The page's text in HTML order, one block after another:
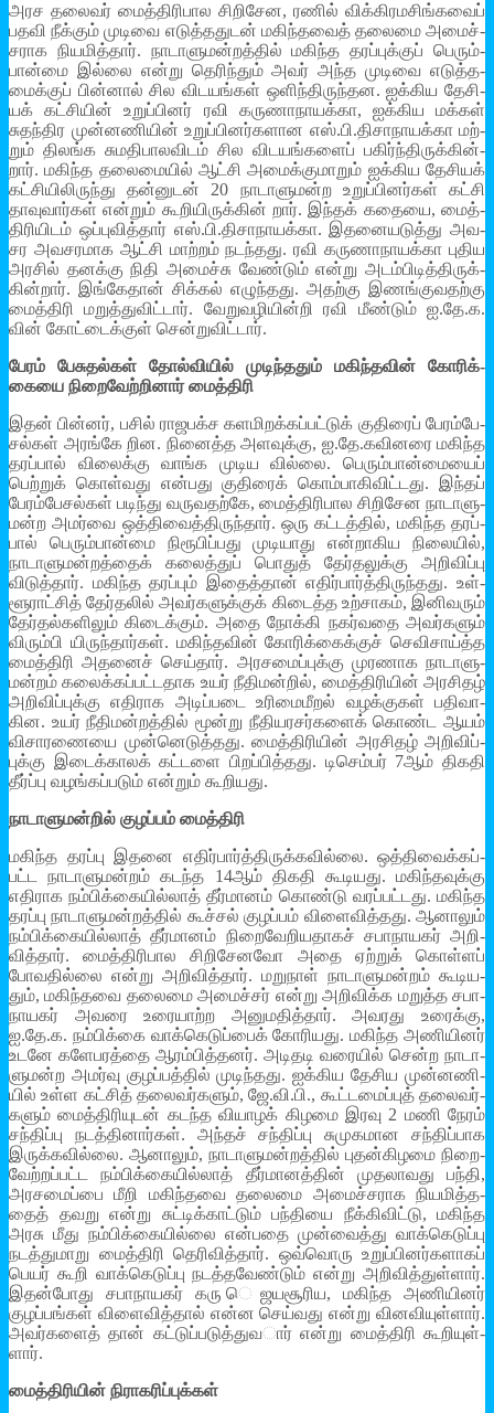
அரச தலை­வர் மைத்­தி­ரி­பால சிறி­சேன, ரணில் விக்­கி­ர­ம­சிங்­க­வைப்
பதவி நீக்­கும் முடிவை எடுத்­த­து­டன் மகிந்­த­வைத் தலைமை அமைச்­
ச­ராக நிய­மித்­தார். நாடா­ளு­மன்­றத்­தில் மகிந்த தரப்­புக்­குப் பெரும்­
பான்மை இல்லை என்று தெரிந்­தும் அவர் அந்த முடிவை எடுத்­த­
மைக்­குப் பின்­னால் சில விட­யங்­கள் ஒளிந்­தி­ருந்­தன. ஐக்­கிய தேசி­
யக் கட்­சி­யின் உறுப்­பி­னர் ரவி கரு­ணா­நா­யக்கா, ஐக்­கிய மக்­கள்
சுதந்­திர முன்­ன­ணி­யின் உறுப்­பி­னர்­க­ளான எஸ்.பி.திசா­நா­யக்கா மற்­
றும் திலங்க சும­தி­பா­ல­வி­டம் சில விட­யங்­க­ளைப் பகிர்ந்­தி­ருக்­கின்­
றார். மகிந்த தலை­மை­யில் ஆட்சி அமைக்­கு­மா­றும் ஐக்­கிய தேசி­யக்
கட்­சி­யி­லி­ருந்து தன்­னு­டன் 20 நாடா­ளு­மன்ற உறுப்­பி­னர்­கள் கட்சி
தாவு­வார்­கள் என்­றும் கூறி­யி­ருக்­கின் றார். இந்­தக் கதையை, மைத்­
தி­ரி­யி­டம் ஒப்­பு­வித்­தார் எஸ்.பி.திசா­நா­யக்கா. இத­னை­ய­டுத்து அவ­
சர அவ­ச­ர­மாக ஆட்சி மாற்­றம் நடந்­தது. ரவி கரு­ணா­நா­யக்கா புதிய
அர­சில் தனக்கு நிதி அமைச்சு வேண்­டும் என்று அடம்­பி­டித்­தி­ருக்­
கின்­றார். இங்­கே­தான் சிக்­கல் எழுந்­தது. அதற்கு இணங்குவதற்கு
மைத்­திரி மறுத்­து­விட்­டார். வேறு­வ­ழி­யின்றி ரவி மீண்­டும் ஐ.தே.க.
வின் கோட்­டைக்­குள் சென்­று­விட்­டார்.
பேரம் பேசு­தல்­கள் தோல்­வி­யில் முடிந்ததும் மகிந்­த­வின் கோரிக்­
கையை நிறை­வேற்­றி­னார் மைத்­திரி
இதன் பின்­னர், பசில் ராஜ­பக்ச கள­மி­றக்­கப்­பட்­டுக் குதி­ரைப் பேரம்­பே­
சல்­கள் அரங்­கே ­றின. நினைத்­த அ­ள­வுக்கு, ஐ.தே.கவி­னரை மகிந்த
தரப்­பால் விலைக்கு வாங்க முடி­ய­ வில்லை. பெரும்­பான்­மை­யைப்
பெற்­றுக் கொள்­வது என்­பது குதி­ரைக் கொம்­பா­கி­விட்­டது. இந்­தப்
பேரம்­பே­சல்­கள் படிந்து வரு­வ­தற்கே, மைத்­தி­ரி­பால சிறி­சேன நாடா­ளு­
மன்ற அமர்வை ஒத்­தி­வைத்­தி­ருந்­தார். ஒரு கட்­டத்­தில், மகிந்த தரப்­
பால் பெரும்­பான்மை நிரூ­பிப்­பது முடி­யாது என்­றா­கிய நிலை­யில்,
நாடா­ளு­மன்­றத்­தைக் கலைத்­துப் பொதுத் தேர்­த­லுக்கு அறி­விப்பு
விடுத்­தார். மகிந்த தரப்­பும் இதைத்­தான் எதிர்­பார்த்­தி­ருந்­தது. உள்­
ளூ­ராட்­சித் தேர்­த­லில் அவர்­க­ளுக்­குக் கிடைத்த உற்­சா­கம், இனி­வ­ரும்
தேர்­தல்­க­ளி­லும் கிடைக்­கும். அதை நோக்கி நகர்­வதை அவர்­க­ளும்
விரும்­பி­ யி­ருந்­தார்­கள். மகிந்­த­வின் கோரிக்­கைக்­குச் செவி­சாய்த்த
மைத்­திரி அத­னைச் செய்­தார். அர­ச­மைப்­புக்கு முர­ணாக நாடா­ளு­
மன்­றம் கலைக்­கப்­பட்­ட­தாக உயர் நீதி­மன்­றில், மைத்­தி­ரி­யின் அர­சி­தழ்
அறி­விப்­புக்கு எதி­ராக அடிப்­படை உரி­மை­மீ­றல் வழக்­கு­கள் பதி­வா­
கின. உயர் நீதி­மன்­றத்­தில் மூன்று நீதி­ய­ர­சர்­க­ளைக் கொண்ட ஆயம்
விசா­ர­ணையை முன்­னெ­டுத்­தது. மைத்­தி­ரி­யின் அர­சி­தழ் அறி­விப்­
புக்கு இடைக்­கா­லக் கட்­டளை பிறப்­பித்­தது. டிசெம்­பர் 7ஆம் திகதி
தீர்ப்பு வழங்­கப்­ப­டும் என்­றும் கூறி­யது.
நாடாளு­மன்­றில் குழப்­பம் மைத்­திரி
மகிந்த தரப்பு இதனை எதிர்­பார்த்­தி­ருக்­க­வில்லை. ஒத்­தி­வைக்­கப்­
பட்ட நாடா­ளு­மன்­றம் கடந்த 14ஆம் திகதி கூடி­யது. மகிந்­த­வுக்கு
எதி­ராக நம்­பிக்­கை­யில்­லாத் தீர்­மா­னம் கொண்டு வரப்­பட்­டது. மகிந்த
தரப்பு நாடா­ளு­மன்­றத்­தில் கூச்­சல் குழப்­பம் விளை­வித்­தது. ஆனா­லும்
நம்­பிக்­கை­யில்­லாத் தீர்­மா­னம் நிறை­வே­றி­ய­தா­கச் சபா­நா­ய­கர் அறி­
வித்­தார். மைத்­தி­ரி­பால சிறி­சேனவோ அதை ஏற்­றுக் கொள்­ளப்
போவ­தில்லை என்று அறி­வித்­தார். மறு­நாள் நாடா­ளு­மன்­றம் கூடி­ய­
தும், மகிந்­தவை தலைமை அமைச்­சர் என்று அறி­விக்க மறுத்த சபா­
நா­ய­கர் அவரை உரை­யாற்ற அனு­ம­தித்­தார். அவ­ரது உரைக்கு,
ஐ.தே.க. நம்­பிக்கை வாக்­கெ­டுப்­பைக் கோரி­யது. மகிந்த அணி­யி­னர்
உடனே களே­ப­ரத்தை ஆரம்­பித்­த­னர். அடி­தடி வரை­யில் சென்ற நாடா­
ளு­மன்ற அமர்வு குழப்­பத்­தில் முடிந்­தது. ஐக்­கிய தேசிய முன்­ன­ணி­
யில் உள்ள கட்­சித் தலை­வர்­க­ளும், ஜே.வி.பி., கூட்­ட­மைப்­புத் தலை­வர்­
க­ளும் மைத்­தி­ரி­யு­டன் கடந்த வியா­ழக் கிழமை இரவு 2 மணி நேரம்
சந்­திப்பு நடத்­தி­னார்­கள். அந்­தச் சந்­திப்பு சுமு­க­மான சந்­திப்­பாக
இருக்­க­வில்லை. ஆனா­லும், நாடா­ளு­மன்­றத்­தில் புதன்­கி­ழமை நிறை­
வேற்­றப்­பட்ட நம்­பிக்­கை­யில்­லாத் தீர்­மா­னத்­தின் முத­லா­வது பந்தி,
அர­ச­மைப்பை மீறி மகிந்­தவை தலைமை அமைச்­ச­ராக நிய­மித்­த­
தைத் தவறு என்று சுட்­டிக்­காட்­டும் பந்­தியை நீக்­கி­விட்டு, மகிந்த
அரசு மீது நம்­பிக்­கை­யில்லை என்­பதை முன்­வைத்து வாக்­கெ­டுப்பு
நடத்­து­மாறு மைத்­திரி தெரி­வித்தார். ஒவ்­வொரு உறுப்­பி­னர்­க­ளா­கப்
பெயர் கூறி வாக்­கெ­டுப்பு நடத்­த­வேண்­டும் என்று அறி­வித்­துள்­ளார்.
இதன்­போது சபா­நா­ய­கர் கரு ெஜய­சூ­ரிய, மகிந்த அணி­யி­னர்
குழப்­பங்­கள் விளை­வித்­தால் என்ன செய்­வது என்று வின­வி­யுள்­ளார்.
அவர்­க­ளைத் தான் கட்­டுப்­ப­டுத்­து­வ­ார் என்று மைத்­திரி கூறி­யுள்­
ளார்.
மைத்­தி­ரி­யின் நிரா­க­ரிப்­புக்­கள்